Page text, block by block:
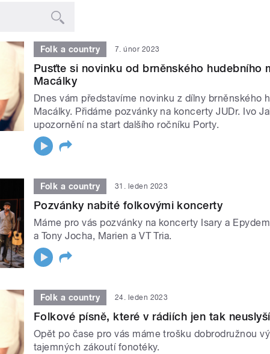
Folk a country 7. únor 2023
Pusťte si novinku od brněnského hudebního
Macálky
Dnes vám představíme novinku z dílny brněnského
Macálky. Přidáme pozvánky na koncerty JUDr. Ivo
upozornění na start dalšího ročníku Porty.
Folk a country 31. leden 2023
Pozvánky nabité folkovými koncerty
Máme pro vás pozvánky na koncerty Isary a
a Tony Jocha, Marien a VT Tria.
Folk a country 24. leden 2023
Folkové písně, které v rádiích jen tak
Opět po čase pro vás máme trošku dobrodružnou
tajemných zákoutí fonotéky.